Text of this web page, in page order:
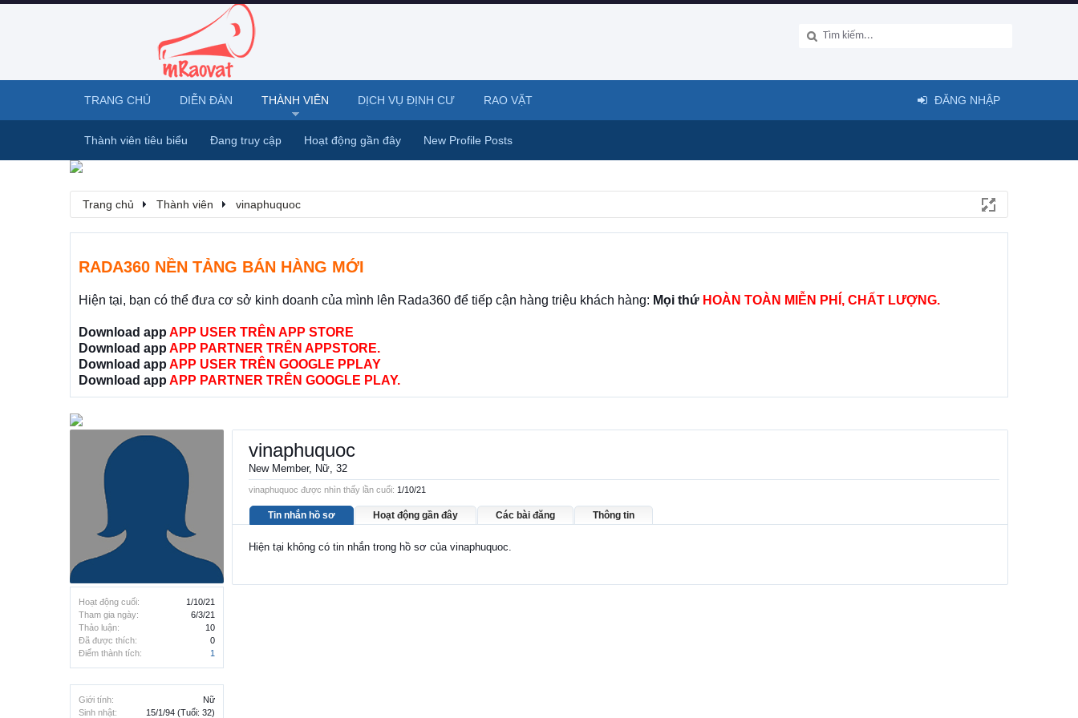
Trang chủ Thành viên vinaphuquoc
RADA360 NỀN TẢNG BÁN HÀNG MỚI
Hiện tại, bạn có thể đưa cơ sở kinh doanh của mình lên Rada360 để tiếp cận hàng triệu khách hàng: Mọi thứ HOÀN TOÀN MIỄN PHÍ, CHẤT LƯỢNG.
Download app APP USER TRÊN APP STORE
Download app APP PARTNER TRÊN APPSTORE.
Download app APP USER TRÊN GOOGLE PPLAY
Download app APP PARTNER TRÊN GOOGLE PLAY.
Hoạt động cuối:
1/10/21
Tham gia ngày:
6/3/21
Thảo luận:
10
Đã được thích:
0
Điểm thành tích:
1
Giới tính:
Nữ
Sinh nhật:
15/1/94 (Tuổi: 32)
vinaphuquoc
New Member, Nữ, 32
vinaphuquoc được nhìn thấy lần cuối: 1/10/21
Tin nhắn hồ sơ Hoạt động gần đây Các bài đăng Thông tin
Hiện tại không có tin nhắn trong hồ sơ của vinaphuquoc.
TRANG CHỦ DIỄN ĐÀN THÀNH VIÊN
Thành viên tiêu biểu Đang truy cập Hoạt động gần đây New Profile Posts
DỊCH VỤ ĐỊNH CƯ RAO VẶT ĐĂNG NHẬP